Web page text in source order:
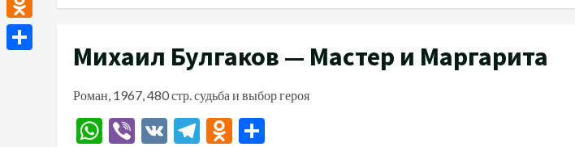
Михаил Булгаков — Мастер и Маргарита
Роман, 1967, 480 стр. судьба и выбор героя
WhatsApp
Viber
VK Telegram
Odnoklassniki
Odnoklassniki